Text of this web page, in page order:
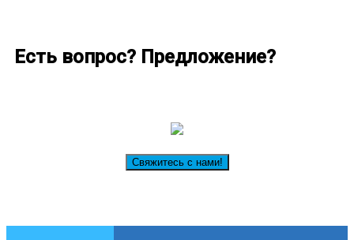
Есть вопрос? Предложение?